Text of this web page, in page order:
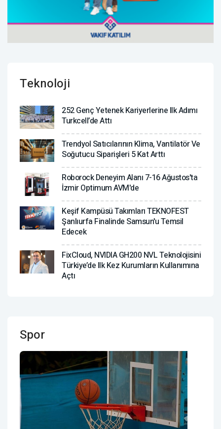
Teknoloji
252 Genç Yetenek Kariyerlerine Ilk Adımı
Turkcell’de Attı
Trendyol Satıcılarının Klima, Vantilatör ‎ve
Soğutucu Siparişleri 5 Kat Arttı
Roborock Deneyim Alanı 7-16 Ağustos'ta
İzmir Optimum AVM'de
Keşif Kampüsü Takımları TEKNOFEST
Şanlıurfa Finalinde Samsun'u Temsil
Edecek
FixCloud, NVIDIA GH200 NVL Teknolojisini
Türkiye’de Ilk Kez Kurumların Kullanımına
Açtı
Spor